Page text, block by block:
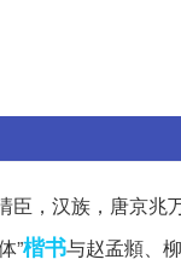
臣，汉族，唐京
”楷书与赵孟頫、